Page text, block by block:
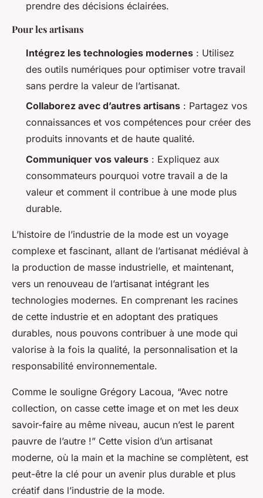
prendre des décisions éclairées.
Pour les artisans
Intégrez les technologies modernes : Utilisez
des outils numériques pour optimiser votre travail
sans perdre la valeur de l’artisanat.
Collaborez avec d’autres artisans : Partagez vos
connaissances et vos compétences pour créer des
produits innovants et de haute qualité.
Communiquer vos valeurs : Expliquez aux
consommateurs pourquoi votre travail a de la
valeur et comment il contribue à une mode plus
durable.
L’histoire de l’industrie de la mode est un voyage
complexe et fascinant, allant de l’artisanat médiéval à
la production de masse industrielle, et maintenant,
vers un renouveau de l’artisanat intégrant les
technologies modernes. En comprenant les racines
de cette industrie et en adoptant des pratiques
durables, nous pouvons contribuer à une mode qui
valorise à la fois la qualité, la personnalisation et la
responsabilité environnementale.
Comme le souligne Grégory Lacoua, “Avec notre
collection, on casse cette image et on met les deux
savoir-faire au même niveau, aucun n’est le parent
pauvre de l’autre !” Cette vision d’un artisanat
moderne, où la main et la machine se complètent, est
peut-être la clé pour un avenir plus durable et plus
créatif dans l’industrie de la mode.